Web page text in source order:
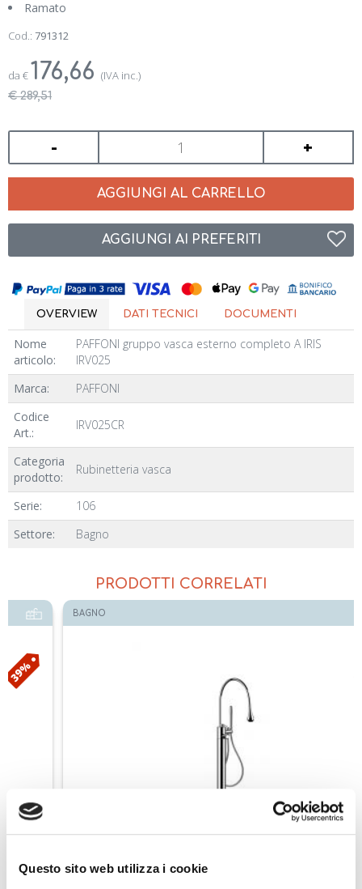
Questo sito web utilizza i cookie
Ramato
Cod.: 791312
da €176,66 (IVA inc.)
€ 289,51
- +
AGGIUNGI AL CARRELLO
AGGIUNGI AI PREFERITI
OVERVIEW DATI TECNICI DOCUMENTI
Nome
articolo:
PAFFONI gruppo vasca esterno completo A IRIS
IRV025
Marca:
PAFFONI
Codice
Art.:
IRV025CR
Categoria
prodotto:
Rubinetteria vasca
Serie:
106
Settore:
Bagno
PRODOTTI CORRELATI
BAGNO